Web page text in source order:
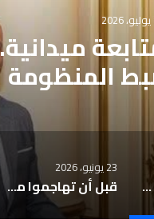
المنظومة
بتوجيهات حاسمة ومتابعة ميدانية.. كيف نجح “عربي أبو زيد” في ضبط المنظومة التعليمية بالإسكندرية؟
23 يونيو، 2026
قبل أن تهاجموا مهنة صنعت أسماء عالمية… التجميل فن له تاريخ وليس مجرد مقص وكرسي